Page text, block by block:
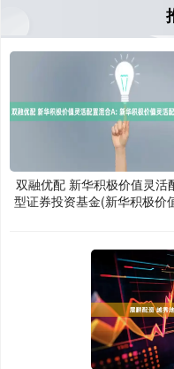
双融优配 新华积极价值灵活
型证券投资基金(新华积极价